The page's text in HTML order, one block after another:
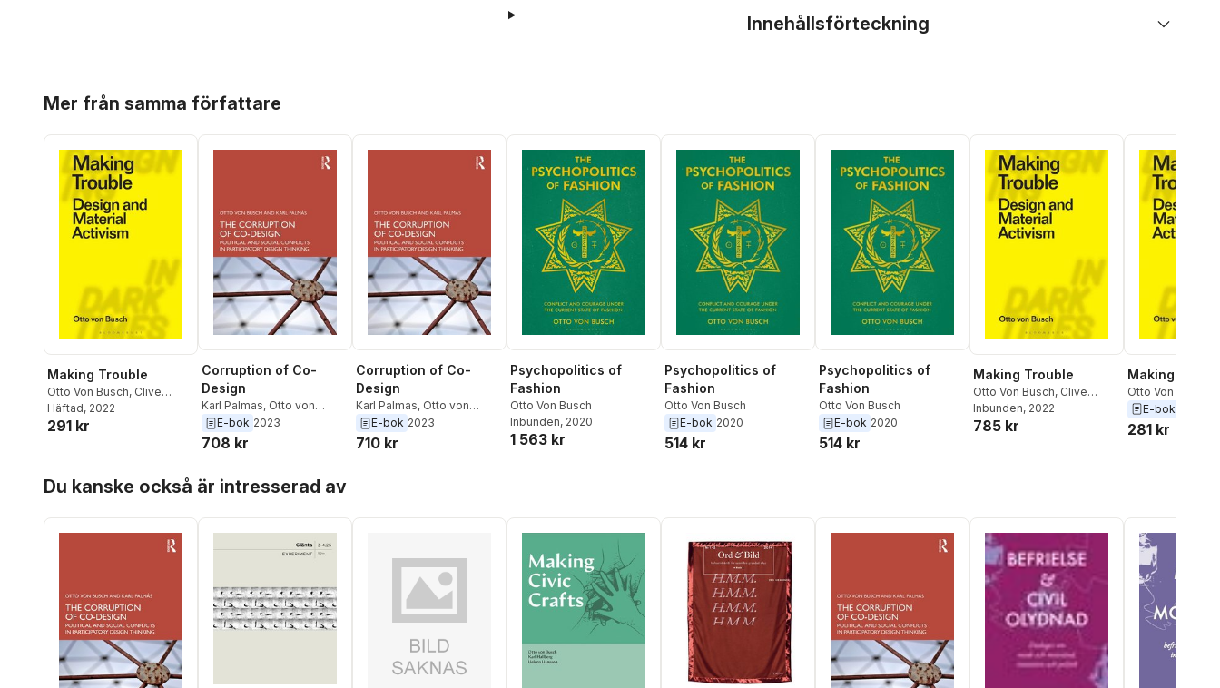
Innehållsförteckning
Mer från samma författare
Making Trouble
Otto Von Busch, Clive
Dilnot,Eduardo Staszowski
Häftad, 2022
291 kr
Corruption of Co-
Design
Karl Palmas, Otto von
Busch
E-bok 2023
708 kr
Corruption of Co-
Design
Karl Palmas, Otto von
Busch
E-bok 2023
710 kr
Psychopolitics of
Fashion
Otto Von Busch
Inbunden, 2020
1 563 kr
Psychopolitics of
Fashion
Otto Von Busch
E-bok 2020
514 kr
Psychopolitics of
Fashion
Otto Von Busch
E-bok 2020
514 kr
Making Trouble
Otto Von Busch, Clive
Dilnot
Inbunden, 2022
785 kr
Making
Otto Von Busch
E-bok
281 kr
Du kanske också är intresserad av